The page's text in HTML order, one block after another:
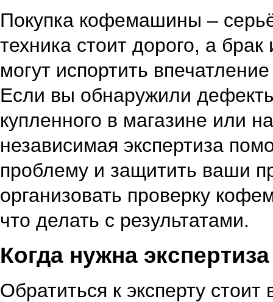
Покупка кофемашины –
техника стоит дорого, а
могут испортить
Если вы обнаружили
купленного в магазине или
независимая экспертиза
проблему и защитить ваши
организовать проверку
что делать с результатами.
Когда нужна
Обратиться к эксперту стоит